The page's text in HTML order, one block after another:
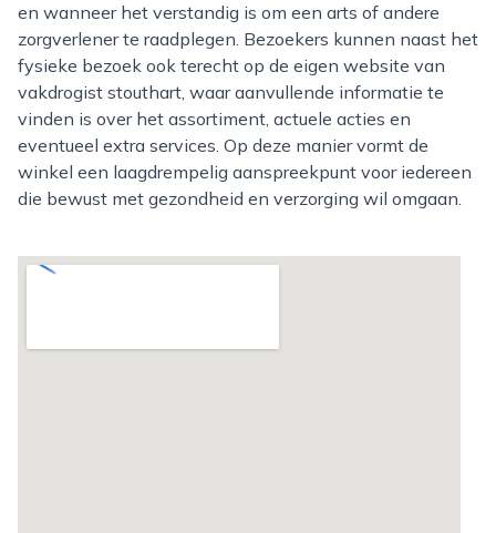
en wanneer het verstandig is om een arts of andere
zorgverlener te raadplegen. Bezoekers kunnen naast het
fysieke bezoek ook terecht op de eigen website van
vakdrogist stouthart, waar aanvullende informatie te
vinden is over het assortiment, actuele acties en
eventueel extra services. Op deze manier vormt de
winkel een laagdrempelig aanspreekpunt voor iedereen
die bewust met gezondheid en verzorging wil omgaan.